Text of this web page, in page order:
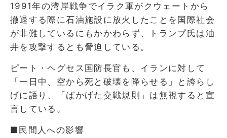
1991年の湾岸戦争でイラク軍がクウェートから
撤退する際に石油施設に放火したことを国際社会
が非難しているにもかかわらず、トランプ氏は油
井を攻撃するとも脅迫している。
ピート・ヘグセス国防長官も、イランに対して
「一日中、空から死と破壊を降らせる」と誇らし
げに語り、「ばかげた交戦規則」は無視すると宣
言している。
■民間人への影響